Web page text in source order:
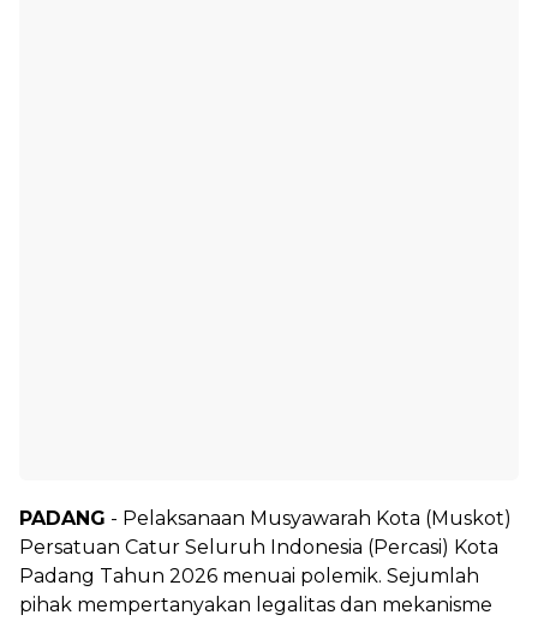
PADANG - Pelaksanaan Musyawarah Kota (Muskot)
Persatuan Catur Seluruh Indonesia (Percasi) Kota
Padang Tahun 2026 menuai polemik. Sejumlah
pihak mempertanyakan legalitas dan mekanisme